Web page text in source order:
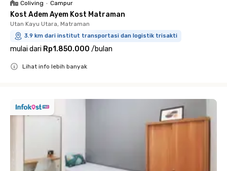
Coliving • Campur
Kost Adem Ayem Kost Matraman
Utan Kayu Utara, Matraman
3.9 km dari institut transportasi dan logistik trisakti
mulai dari Rp1.850.000 /bulan
Lihat info lebih banyak